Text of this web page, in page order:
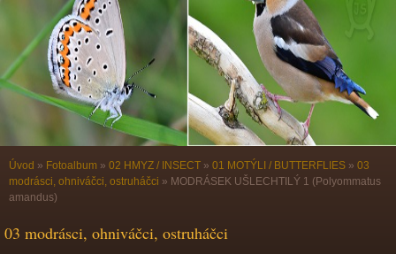
Úvod » Fotoalbum » 02 HMYZ / INSECT » 01 MOTÝLI / BUTTERFLIES » 03
modrásci, ohniváčci, ostruháčci » MODRÁSEK UŠLECHTILÝ 1 (Polyommatus
amandus)
03 modrásci, ohniváčci, ostruháčci